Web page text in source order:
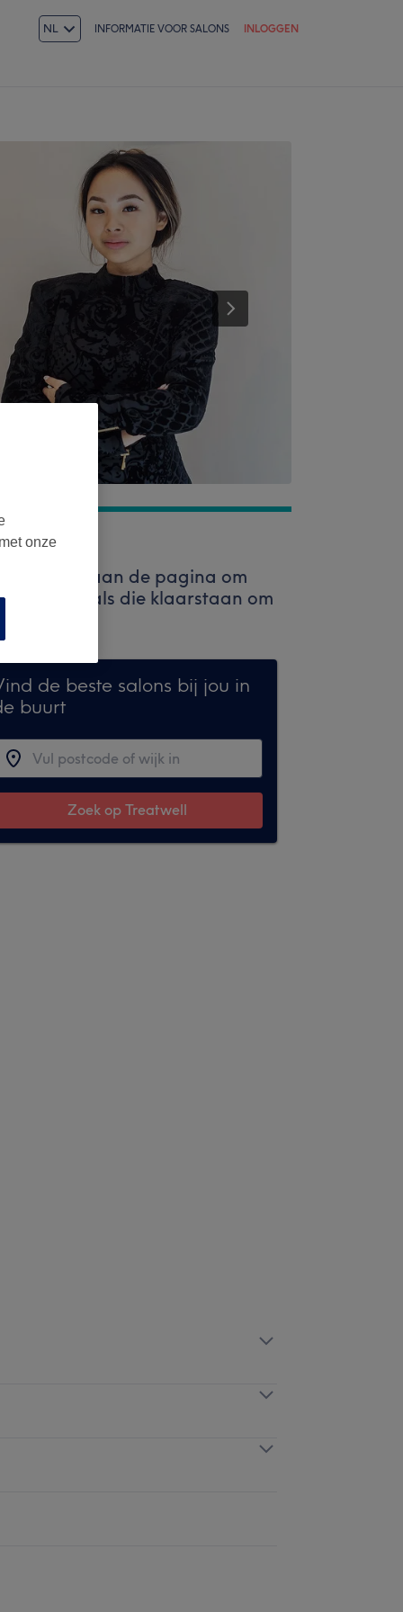
NL INFORMATIE VOOR SALONS INLOGGEN
bovenaan de pagina om
die klaarstaan om
de beste salons bij jou in
buurt
Zoek op Treatwell
onze